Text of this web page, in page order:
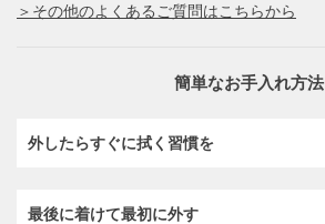
＞その他のよくあるご質問はこちらから
簡単なお手入れ方法
外したらすぐに拭く習慣を
最後に着けて最初に外す